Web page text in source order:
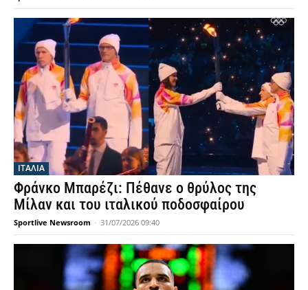
ΙΤΑΛΙΑ
Φράνκο Μπαρέζι: Πέθανε ο θρύλος της
Μίλαν και του ιταλικού ποδοσφαίρου
Sportlive Newsroom - 31/07/2026 09:40